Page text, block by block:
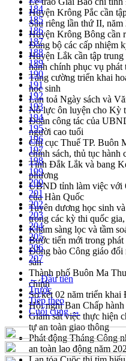
Huyện Krông Pắc cần
Sầu riêng lần thứ II, năm
Huyện Krông Bông cần
Đảng bộ các cấp nhiệm
Huyện Lắk cần tập trung
hành chính phục vụ
Tăng cường triển khai
học sinh
Lan toả Ngày sách và
Nỗ lực ôn luyện cho Kỳ
Đoàn công tác của
người cao tuổi
Chi cục Thuế TP. Buôn
chính sách, thủ tục hành
Tỉnh Đắk Lắk và bang
phương
UBND tỉnh làm việc với
của Hàn Quốc
Tuyên dương học sinh
trong các kỳ thi quốc
Khám sàng lọc và tầm
Bước tiến mới trong
Đồng bào Công giáo đổi
sản
Thành phố Buôn Ma
chính
Sơ kết 02 năm triển
Hội nghị Ban Chấp
Giám sát việc thực hiện
tự an toàn giao thông
Phát động Tháng Công
an toàn lao động năm
184
185
186
187
188
189
190
191
192
193
194
195
196
197
198
199
200
201
202
203
204
205
206
207
← Đầu tiên
Trước
Tiếp theo
Cuối cùng →